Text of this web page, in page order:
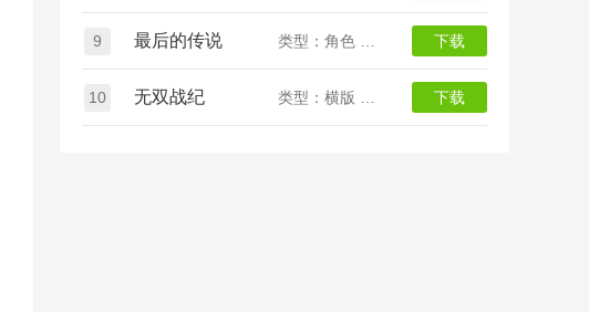
9 最后的传说 下载
10 无双战纪 下载